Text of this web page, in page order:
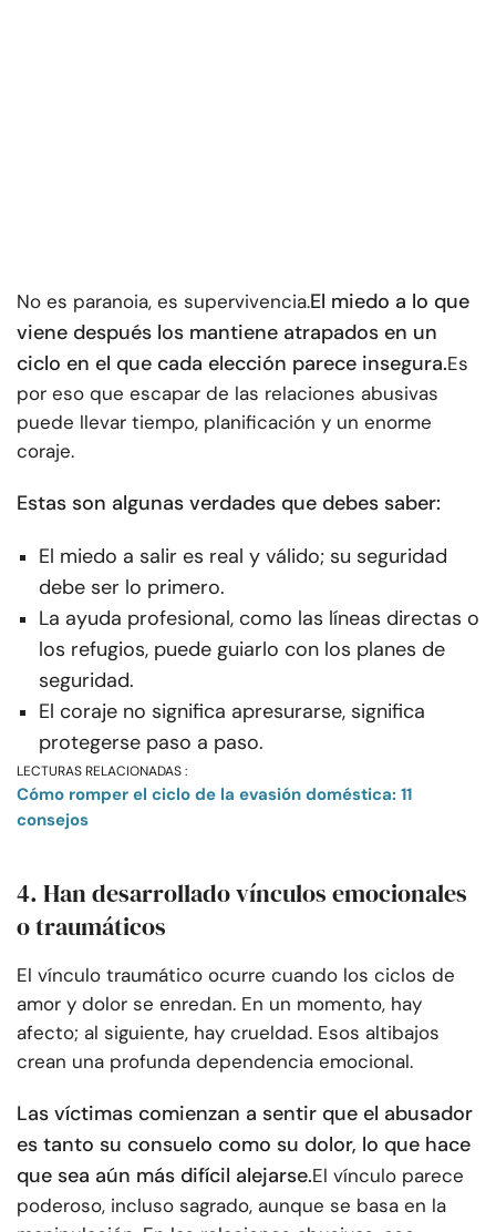
No es paranoia, es supervivencia.El miedo a lo que
viene después los mantiene atrapados en un
ciclo en el que cada elección parece insegura.Es
por eso que escapar de las relaciones abusivas
puede llevar tiempo, planificación y un enorme
coraje.
Estas son algunas verdades que debes saber:
El miedo a salir es real y válido; su seguridad
debe ser lo primero.
La ayuda profesional, como las líneas directas o
los refugios, puede guiarlo con los planes de
seguridad.
El coraje no significa apresurarse, significa
protegerse paso a paso.
LECTURAS RELACIONADAS :
Cómo romper el ciclo de la evasión doméstica: 11
consejos
4. Han desarrollado vínculos emocionales
o traumáticos
El vínculo traumático ocurre cuando los ciclos de
amor y dolor se enredan. En un momento, hay
afecto; al siguiente, hay crueldad. Esos altibajos
crean una profunda dependencia emocional.
Las víctimas comienzan a sentir que el abusador
es tanto su consuelo como su dolor, lo que hace
que sea aún más difícil alejarse.El vínculo parece
poderoso, incluso sagrado, aunque se basa en la